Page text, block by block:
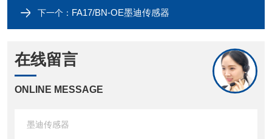
下一个： FA17/BN-OE墨迪传感器
在线留言
ONLINE MESSAGE